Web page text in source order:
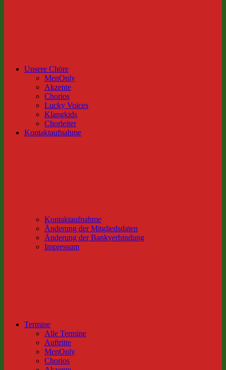
Unsere Chöre
MenOnly
Akzente
Chorios
Lucky Voices
Klangkids
Chorleiter
Kontaktaufnahme
Kontaktaufnahme
Änderung der Mitgliedsdaten
Änderung der Bankverbindung
Impressum
Termine
Alle Termine
Auftritte
MenOnly
Chorios